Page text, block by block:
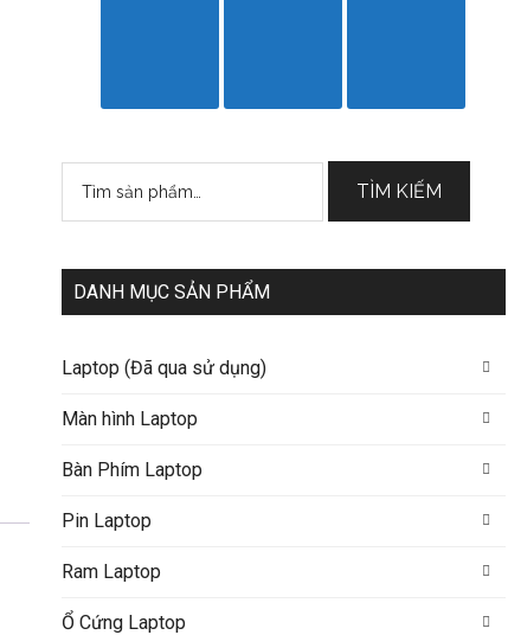
kiếm:
TÌM KIẾM
DANH MỤC SẢN PHẨM
Laptop (Đã qua sử dụng)
Màn hình Laptop
Bàn Phím Laptop
Pin Laptop
Ram Laptop
Ổ Cứng Laptop